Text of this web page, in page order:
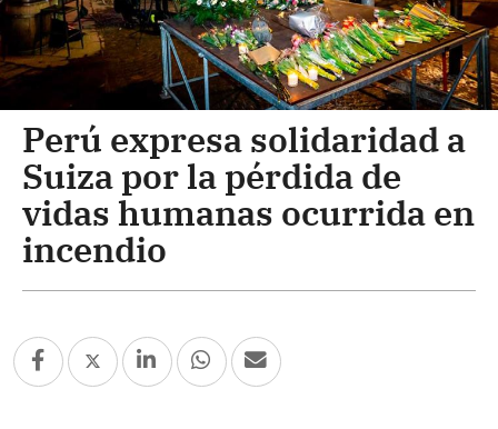
Perú expresa solidaridad a
Suiza por la pérdida de
vidas humanas ocurrida en
incendio